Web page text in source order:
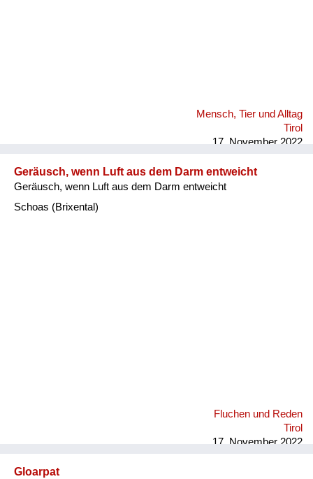
Mensch, Tier und Alltag
Tirol
17. November 2022
Geräusch, wenn Luft aus dem Darm entweicht
Geräusch, wenn Luft aus dem Darm entweicht
Schoas (Brixental)
Fluchen und Reden
Tirol
17. November 2022
Gloarpat